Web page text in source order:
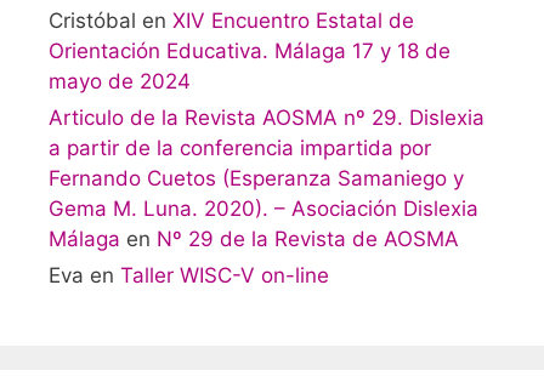
Cristóbal en XIV Encuentro Estatal de
Orientación Educativa. Málaga 17 y 18 de
mayo de 2024
Articulo de la Revista AOSMA nº 29. Dislexia
a partir de la conferencia impartida por
Fernando Cuetos (Esperanza Samaniego y
Gema M. Luna. 2020). – Asociación Dislexia
Málaga en Nº 29 de la Revista de AOSMA
Eva en Taller WISC-V on-line